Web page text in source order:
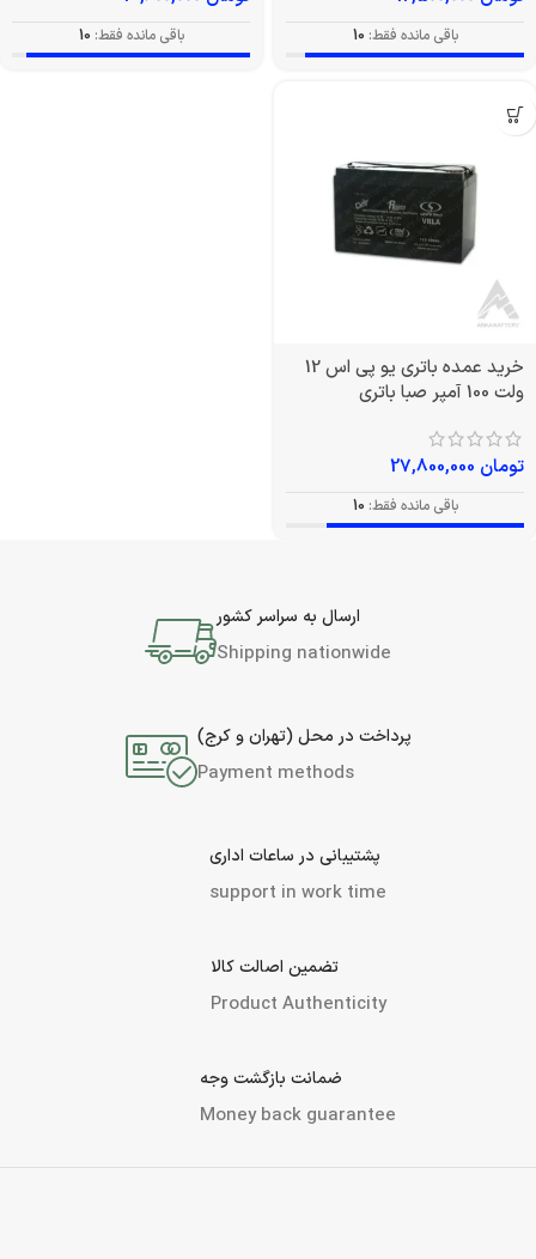
باقی مانده فقط: 10 باقی مانده فقط: 10
خرید عمده باتری یو پی اس 12
ولت 100 آمپر صبا باتری
تومان
باقی مانده فقط: 10
ارسال به سراسر کشور
Shipping nationwide
پرداخت در محل (تهران و کرج)
Payment methods
پشتیبانی در ساعات اداری
support in work time
تضمین اصالت کالا
Product Authenticity
ضمانت بازگشت وجه
Money back guarantee